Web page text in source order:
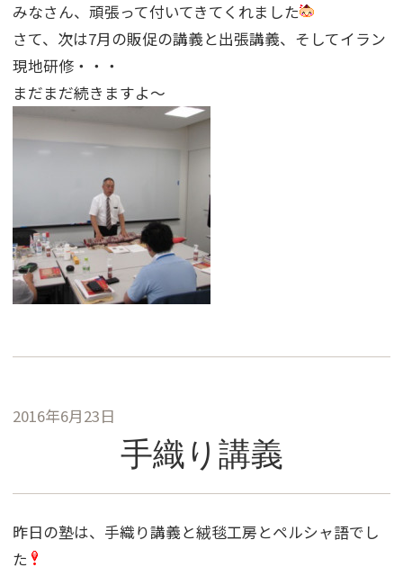
みなさん、頑張って付いてきてくれました
さて、次は7月の販促の講義と出張講義、そしてイラン
現地研修・・・
まだまだ続きますよ〜
2016年6月23日
手織り講義
昨日の塾は、手織り講義と絨毯工房とペルシャ語でし
た